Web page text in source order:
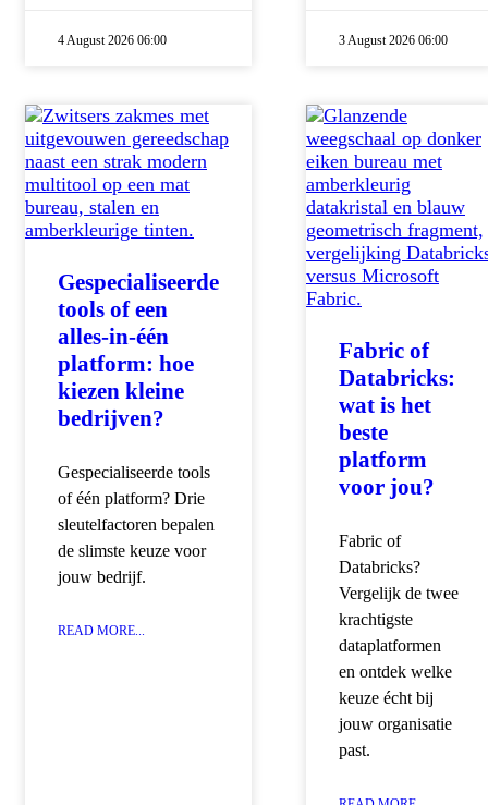
4 August 2026 06:00 3 August 2026 06:00
Gespecialiseerde
tools of een
alles-in-één
platform: hoe
kiezen kleine
bedrijven?
Gespecialiseerde tools
of één platform? Drie
sleutelfactoren bepalen
de slimste keuze voor
jouw bedrijf.
READ MORE...
Fabric of
Databricks:
wat is het
beste
platform
voor jou?
Fabric of
Databricks?
Vergelijk de twee
krachtigste
dataplatformen
en ontdek welke
keuze écht bij
jouw organisatie
past.